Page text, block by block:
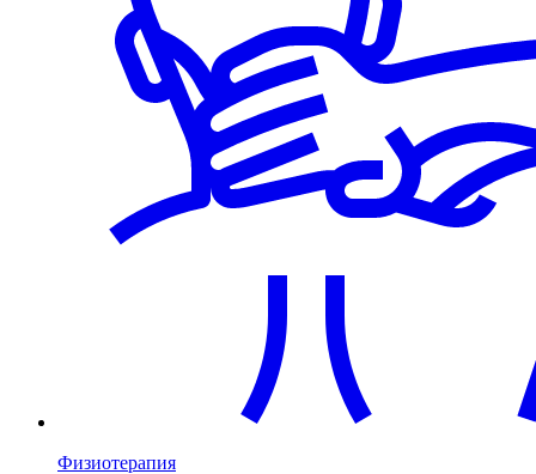
Физиотерапия